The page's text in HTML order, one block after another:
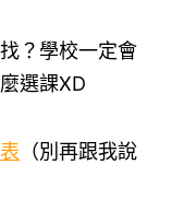
？學校一定會
選課XD
（別再跟我說